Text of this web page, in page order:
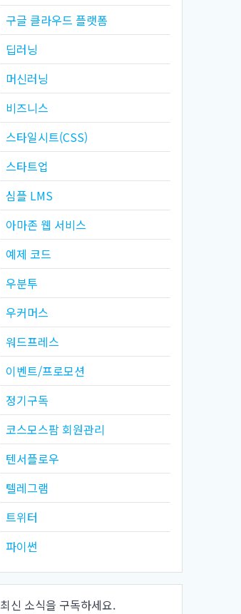
구글 클라우드 플랫폼
딥러닝
머신러닝
비즈니스
스타일시트(CSS)
스타트업
심플 LMS
아마존 웹 서비스
예제 코드
우분투
우커머스
워드프레스
이벤트/프로모션
정기구독
코스모스팜 회원관리
텐서플로우
텔레그램
트위터
파이썬
최신 소식을 구독하세요.